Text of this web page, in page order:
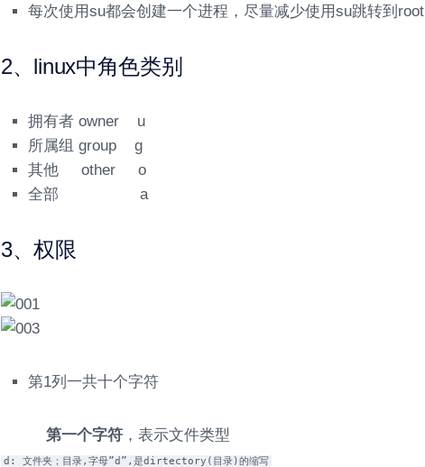
每次使用su都会创建一个进程，尽量减少使用su跳转到root
2、linux中角色类别
拥有者 owner u
所属组 group g
其他 other o
全部 a
3、权限
第1列一共十个字符
第一个字符 ，表示文件类型
d: 文件夹；目录,字母”d”,是dirtectory(目录)的缩写